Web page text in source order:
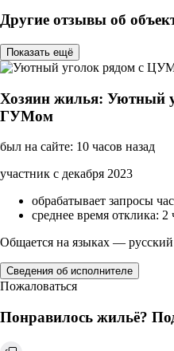
Другие отзывы об
Показать ещё
Хозяин жилья: Уютный
ГУМом
был на сайте: 10 часов назад
участник с декабря 2023
обрабатывает запросы
среднее время отклика: 2
Общается на языках —
Сведения об исполнителе
Пожаловаться
Понравилось жильё?